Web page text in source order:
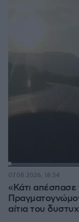
«Κάτι
αίτια του
07.08.2026, 18:54